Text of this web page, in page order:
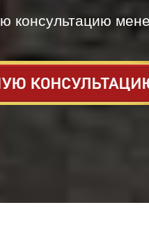
консультацию